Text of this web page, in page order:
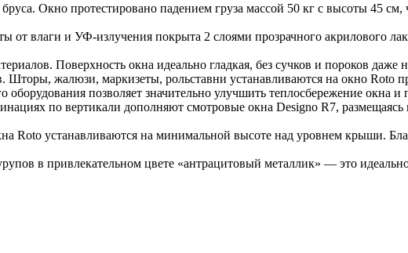
Окно протестировано падением груза массой 50 кг с высоты 45 см,
от влаги и УФ-излучения покрыта 2 слоями прозрачного акрилового
Поверхность окна идеально гладкая, без сучков и пороков даже
жалюзи, маркизеты, рольставни устанавливаются на окно Roto
позволяет значительно улучшить теплосбережение
по вертикали дополняют смотровые окна Designo R7, размещаясь
Roto устанавливаются на минимальной высоте над уровнем крыши.
в привлекательном цвете «антрацитовый металлик» — это